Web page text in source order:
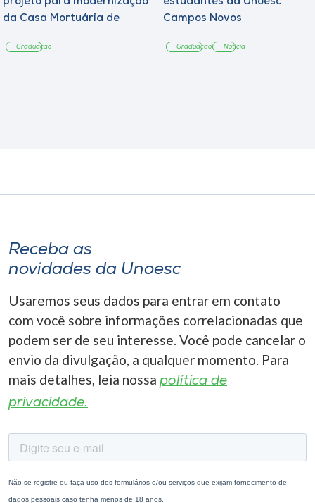
da Casa Mortuária de
Graduação
Campos Novos
Graduação Notícia
Receba as
novidades da Unoesc
Usaremos seus dados para entrar em contato
com você sobre informações correlacionadas que
podem ser de seu interesse. Você pode cancelar o
envio da divulgação, a qualquer momento. Para
mais detalhes, leia nossa política de
privacidade.